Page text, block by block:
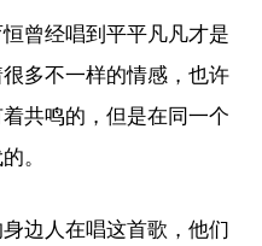
曾经唱到平平凡凡才是
多不一样的情感，也许
共鸣的，但是在同一个
。
边人在唱这首歌，他们